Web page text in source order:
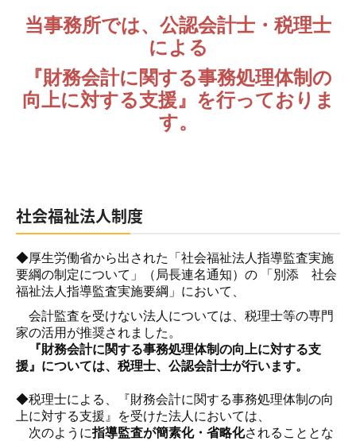
訪問インタビュー①
経営計画策定しました！
セミナー申し込み
インボイス解説動画
ＴＫＣ全国会会員の方へ
当事務所では、公認会計士・税理士
による
『財務会計に関する事務処理体制の
向上に対する支援』を行っておりま
す。
社会福祉法人制度
◆厚生労働省から出された「社会福祉法人指導監査実施
要綱の制定について」（局長連名通知）の 「別添 社会
福祉法人指導監査実施要綱」において、
会計監査を受けない法人については、税理士等の専門
家の活用が推奨されました。
『財務会計に関する事務処理体制の向上に対する支
援』については、税理士、公認会計士が行います。
◆税理士による、『財務会計に関する事務処理体制の向
上に対する支援』を受けた法人においては、
次のように指導監査が簡素化・省略化されることとな